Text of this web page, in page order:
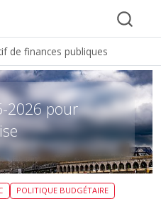
de finances publiques
2026 pour
POLITIQUE BUDGÉTAIRE